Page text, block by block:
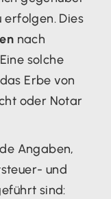
Dies
nach
solche
Erbe von
oder Notar
Angaben,
und
sind: